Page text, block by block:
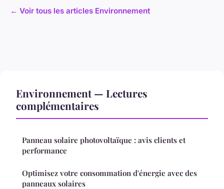
← Voir tous les articles Environnement
Environnement — Lectures
complémentaires
Panneau solaire photovoltaïque : avis clients et
performance
Optimisez votre consommation d'énergie avec des
panneaux solaires